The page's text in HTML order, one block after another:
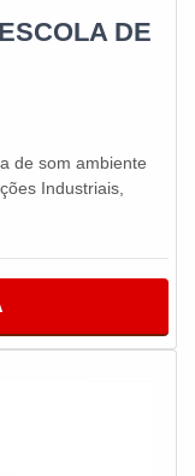
DE
de som ambiente
Industriais,